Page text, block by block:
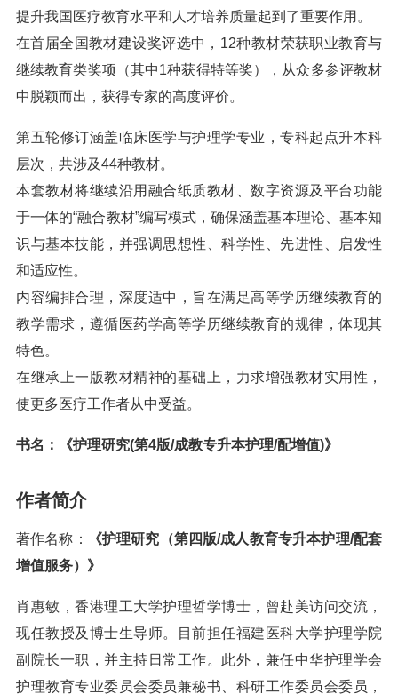
提升我国医疗教育水平和人才培养质量起到了重要作用。
在首届全国教材建设奖评选中，12种教材荣获职业教育与
继续教育类奖项（其中1种获得特等奖），从众多参评教材
中脱颖而出，获得专家的高度评价。
第五轮修订涵盖临床医学与护理学专业，专科起点升本科
层次，共涉及44种教材。
本套教材将继续沿用融合纸质教材、数字资源及平台功能
于一体的“融合教材”编写模式，确保涵盖基本理论、基本知
识与基本技能，并强调思想性、科学性、先进性、启发性
和适应性。
内容编排合理，深度适中，旨在满足高等学历继续教育的
教学需求，遵循医药学高等学历继续教育的规律，体现其
特色。
在继承上一版教材精神的基础上，力求增强教材实用性，
使更多医疗工作者从中受益。
书名：《护理研究(第4版/成教专升本护理/配增值)》
作者简介
著作名称：
《护理研究（第四版/成人教育专升本护理/配套
增值服务）》
肖惠敏，香港理工大学护理哲学博士，曾赴美访问交流，
现任教授及博士生导师。目前担任福建医科大学护理学院
副院长一职，并主持日常工作。此外，兼任中华护理学会
护理教育专业委员会委员兼秘书、科研工作委员会委员，